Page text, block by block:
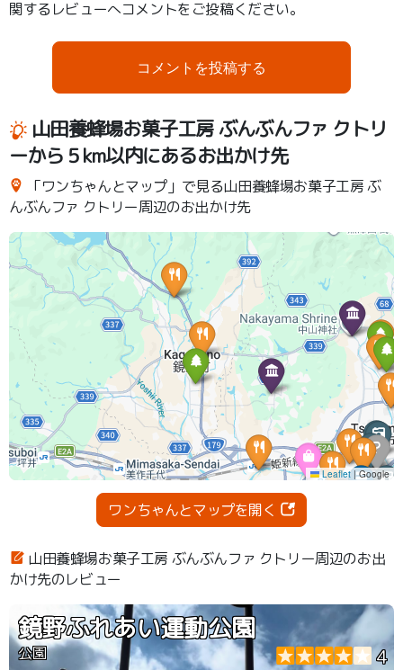
関するレビューへコメントをご投稿ください。
コメントを投稿する
山田養蜂場お菓子工房 ぶんぶんファ クトリ
ーから５km以内にあるお出かけ先
「ワンちゃんとマップ」で見る山田養蜂場お菓子工房 ぶ
んぶんファ クトリー周辺のお出かけ先
ワンちゃんとマップを開く
山田養蜂場お菓子工房 ぶんぶんファ クトリー周辺のお出
かけ先のレビュー
鏡野ふれあい運動公園
公園 4